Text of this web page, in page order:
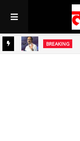
BREAKING